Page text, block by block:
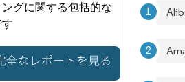
グに関する包括的な